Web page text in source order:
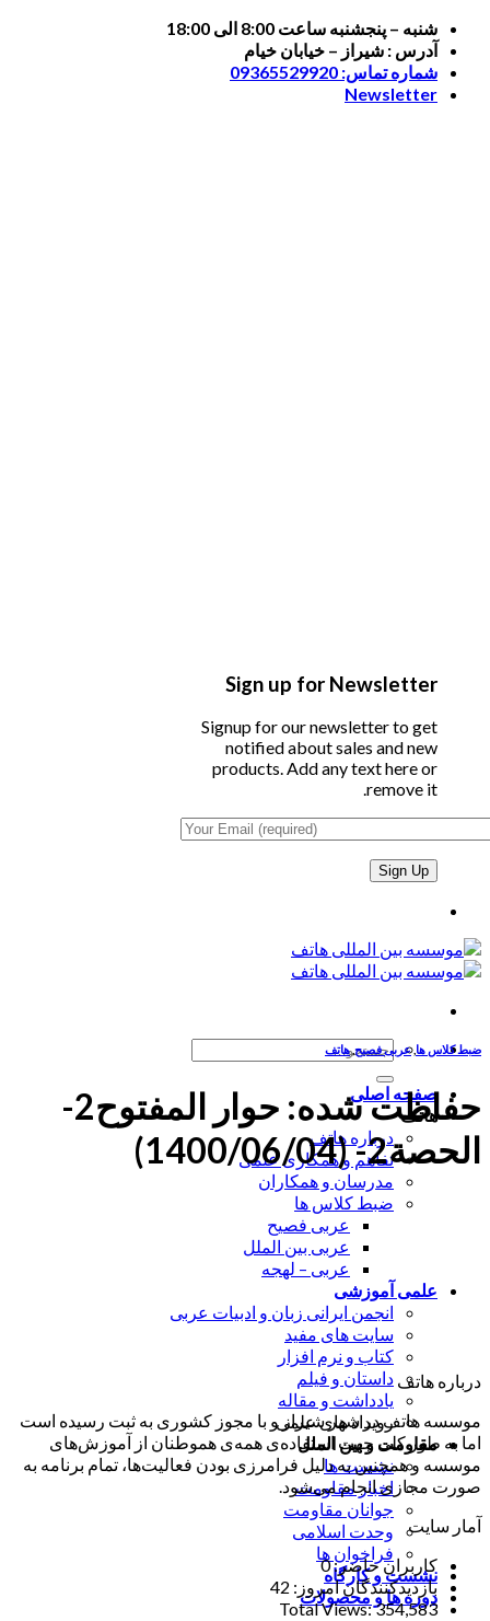
Skip
content
شنبه – پنجشنبه ساعت 8:00 الی 18:00
آدرس : شیراز – خیابان خیام
شماره تماس: 09365529920
Newsletter
Sign up for Newsletter
Signup for our newsletter to get
notified about sales and new
products. Add any text here or
remove it.
جستجو
صفحه اصلی
هاتف
درباره هاتف
تفاهم و همکاری علمی
مدرسان و همکاران
ضبط کلاس ها
عربی فصیح
عربی بین الملل
عربی – لهجه
علمی آموزشی
انجمن ایرانی زبان و ادبیات عربی
سایت های مفید
کتاب و نرم افزار
داستان و فیلم
یادداشت و مقاله
رویداد های علمی
مقاومت و بین الملل
نشست ها
اخبار مقاومت
جوانان مقاومت
وحدت اسلامی
فراخوان ها
نشست و کارگاه
دوره ها و محصولات
ضبط کلاس ها ,عربی فصیح,هاتف
حفاظت شده: حوار المفتوح2-
الحصة2- (1400/06/04)
درباره هاتف
موسسه هاتف در شهر شیراز و با مجوز کشوری به ثبت رسیده است
اما به طور کلی جهت استفاده‌ی همه‌ی هموطنان از آموزش‌های
موسسه و همچنین به دلیل فرامرزی بودن فعالیت‌ها، تمام برنامه به
صورت مجازی انجام می‌شود.
آمار سایت
کاربران حاضر:0
بازدیدکنندگان امروز: 42
Total Views:354,583